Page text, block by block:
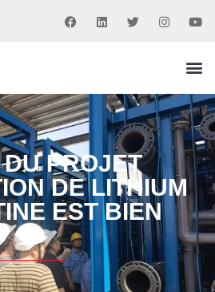
PROJET
DE LITHIUM
EST BIEN